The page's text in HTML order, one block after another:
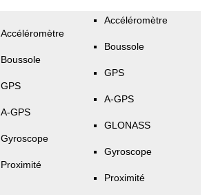
Accéléromètre
Boussole
GPS
A-GPS
Gyroscope
Proximité
Accéléromètre
Boussole
GPS
A-GPS
GLONASS
Gyroscope
Proximité